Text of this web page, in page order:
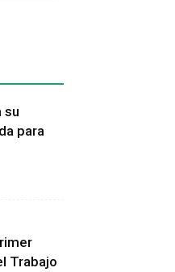
su
para
Trabajo